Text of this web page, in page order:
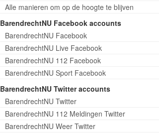
Alle manieren om op de hoogte te blijven
BarendrechtNU Facebook accounts
BarendrechtNU Facebook
BarendrechtNU Live Facebook
BarendrechtNU 112 Facebook
BarendrechtNU Sport Facebook
BarendrechtNU Twitter accounts
BarendrechtNU Twitter
BarendrechtNU 112 Meldingen Twitter
BarendrechtNU Weer Twitter